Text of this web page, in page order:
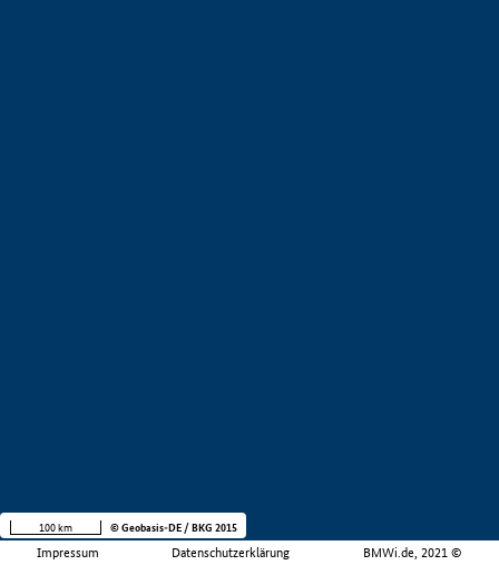
Impressum Datenschutzerklärung BMWi.de, 2021 ©
100 km © Geobasis-DE / BKG 2015